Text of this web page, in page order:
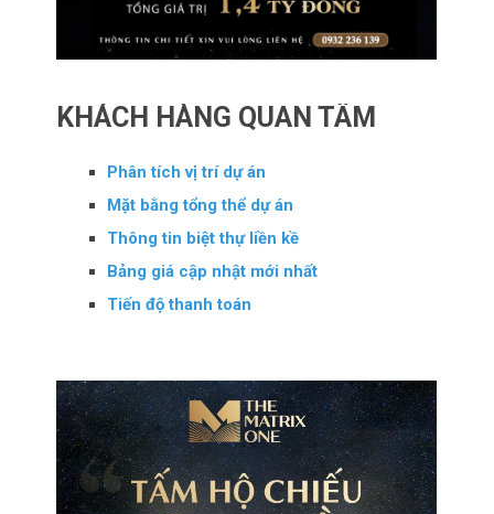
KHÁCH HÀNG QUAN TÂM
Phân tích vị trí dự án
Mặt bằng tổng thể dự án
Thông tin biệt thự liền kề
Bảng giá cập nhật mới nhất
Tiến độ thanh toán